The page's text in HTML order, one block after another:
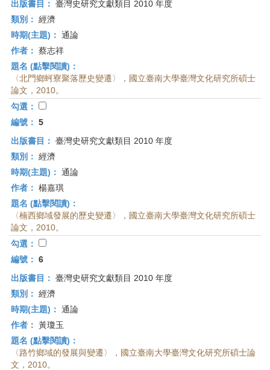
出版書目： 臺灣史研究文獻類目 2010 年度
類別： 經濟
時期(主題)： 通論
作者： 蔡志祥
題名 (點擊閱讀)：
〈北門鄉蚵寮聚落歷史變遷〉，國立臺南大學臺灣文化研究所碩士
論文，2010。
勾選：
編號： 5
出版書目： 臺灣史研究文獻類目 2010 年度
類別： 經濟
時期(主題)： 通論
作者： 楊嘉琪
題名 (點擊閱讀)：
〈楠西鄉域發展的歷史變遷〉，國立臺南大學臺灣文化研究所碩士
論文，2010。
勾選：
編號： 6
出版書目： 臺灣史研究文獻類目 2010 年度
類別： 經濟
時期(主題)： 通論
作者： 黃瓊玉
題名 (點擊閱讀)：
〈路竹鄉域的發展與變遷〉，國立臺南大學臺灣文化研究所碩士論
文，2010。